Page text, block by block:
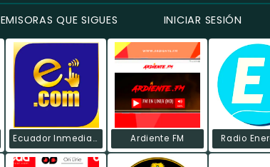
EMISORAS QUE SIGUES INICIAR SESIÓN
Ecuador Inmediato Ardiente FM Radio